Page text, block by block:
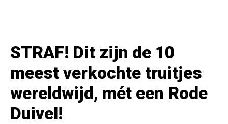
STRAF! Dit zijn de 10
meest verkochte truitjes
wereldwijd, mét een Rode
Duivel!